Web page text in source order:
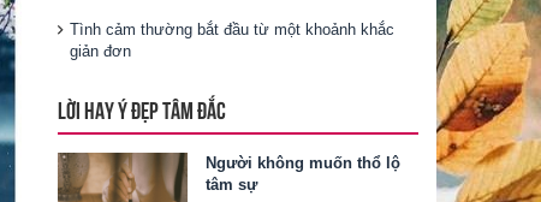
Tình cảm thường bắt đầu từ một khoảnh khắc
giản đơn
LỜI HAY Ý ĐẸP TÂM ĐẮC
Người không muốn thổ lộ
tâm sự